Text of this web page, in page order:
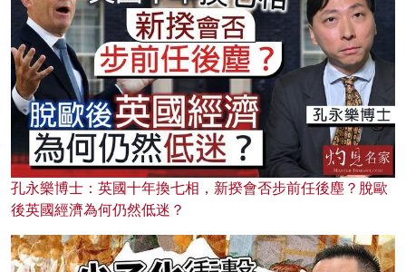
孔永樂博士：英國十年換七相，新揆會否步前任後塵？脫歐
後英國經濟為何仍然低迷？